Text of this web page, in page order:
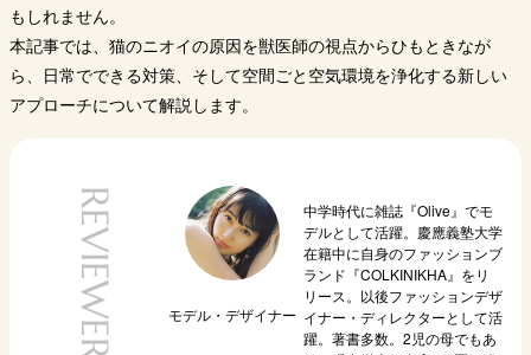
もしれません。
本記事では、猫のニオイの原因を獣医師の視点からひもときなが
ら、日常でできる対策、そして空間ごと空気環境を浄化する新しい
アプローチについて解説します。
REVIEWER モデル・デザイナー
中学時代に雑誌『Olive』でモ
デルとして活躍。慶應義塾大学
在籍中に自身のファッションブ
ランド『COLKINIKHA』をリ
リース。以後ファッションデザ
イナー・ディレクターとして活
躍。著書多数。2児の母でもあ